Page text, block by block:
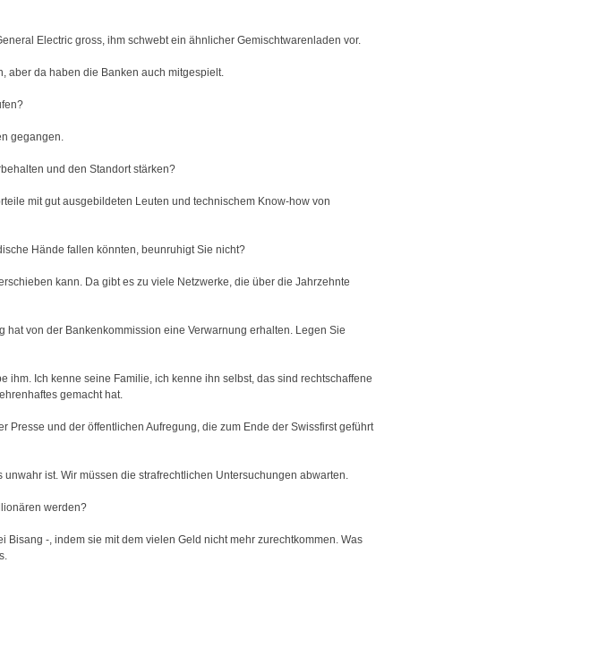
Electric gross, ihm schwebt ein ähnlicher Gemischtwarenladen vor.
aber da haben die Banken auch mitgespielt.
gegangen.
und den Standort stärken?
mit gut ausgebildeten Leuten und technischem Know-how von
Hände fallen könnten, beunruhigt Sie nicht?
kann. Da gibt es zu viele Netzwerke, die über die Jahrzehnte
hat von der Bankenkommission eine Verwarnung erhalten. Legen Sie
Ich kenne seine Familie, ich kenne ihn selbst, das sind rechtschaffene
gemacht hat.
Presse und der öffentlichen Aufregung, die zum Ende der Swissfirst geführt
ist. Wir müssen die strafrechtlichen Untersuchungen abwarten.
werden?
-, indem sie mit dem vielen Geld nicht mehr zurechtkommen. Was